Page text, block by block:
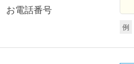
お電話番号
例